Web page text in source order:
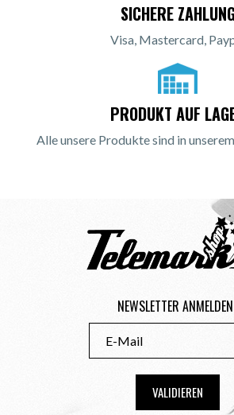
SICHERE
Visa, Mastercard,
PRODUKT AUF
Alle unsere Produkte sind in
NEWSLETTER